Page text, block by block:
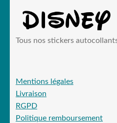
Tous nos stickers
Mentions légales
Livraison
RGPD
Politique remboursement